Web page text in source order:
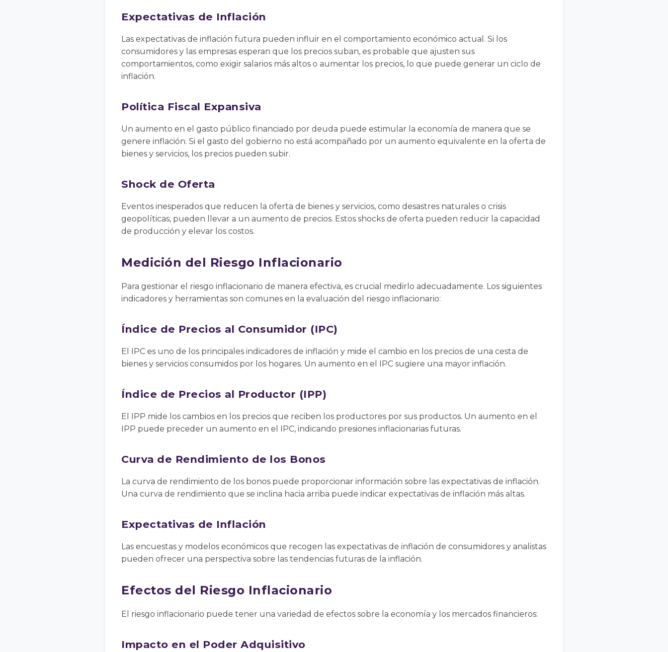
Expectativas de Inflación
Las expectativas de inflación futura pueden influir en el comportamiento económico actual. Si los
consumidores y las empresas esperan que los precios suban, es probable que ajusten sus
comportamientos, como exigir salarios más altos o aumentar los precios, lo que puede generar un ciclo de
inflación.
Política Fiscal Expansiva
Un aumento en el gasto público financiado por deuda puede estimular la economía de manera que se
genere inflación. Si el gasto del gobierno no está acompañado por un aumento equivalente en la oferta de
bienes y servicios, los precios pueden subir.
Shock de Oferta
Eventos inesperados que reducen la oferta de bienes y servicios, como desastres naturales o crisis
geopolíticas, pueden llevar a un aumento de precios. Estos shocks de oferta pueden reducir la capacidad
de producción y elevar los costos.
Medición del Riesgo Inflacionario
Para gestionar el riesgo inflacionario de manera efectiva, es crucial medirlo adecuadamente. Los siguientes
indicadores y herramientas son comunes en la evaluación del riesgo inflacionario:
Índice de Precios al Consumidor (IPC)
El IPC es uno de los principales indicadores de inflación y mide el cambio en los precios de una cesta de
bienes y servicios consumidos por los hogares. Un aumento en el IPC sugiere una mayor inflación.
Índice de Precios al Productor (IPP)
El IPP mide los cambios en los precios que reciben los productores por sus productos. Un aumento en el
IPP puede preceder un aumento en el IPC, indicando presiones inflacionarias futuras.
Curva de Rendimiento de los Bonos
La curva de rendimiento de los bonos puede proporcionar información sobre las expectativas de inflación.
Una curva de rendimiento que se inclina hacia arriba puede indicar expectativas de inflación más altas.
Expectativas de Inflación
Las encuestas y modelos económicos que recogen las expectativas de inflación de consumidores y analistas
pueden ofrecer una perspectiva sobre las tendencias futuras de la inflación.
Efectos del Riesgo Inflacionario
El riesgo inflacionario puede tener una variedad de efectos sobre la economía y los mercados financieros:
Impacto en el Poder Adquisitivo